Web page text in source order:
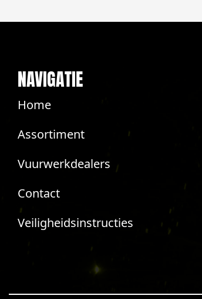
NAVIGATIE
Home
Assortiment
Vuurwerkdealers
Contact
Veiligheidsinstructies